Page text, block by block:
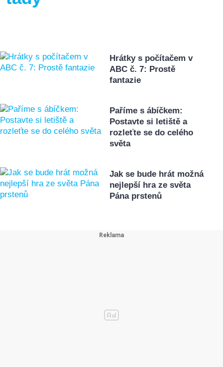
Hrátky s počítačem v
ABC č. 7: Prostě
fantazie
Paříme s ábíčkem:
Postavte si letiště a
rozleťte se do celého
světa
Jak se bude hrát možná
nejlepší hra ze světa
Pána prstenů